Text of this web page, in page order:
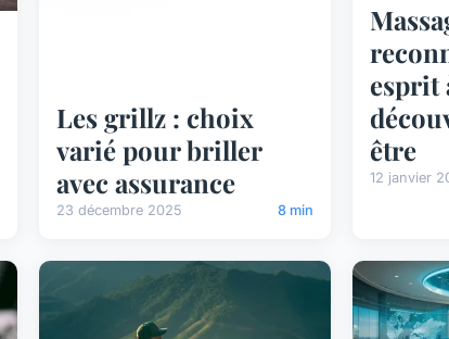
Les grillz : choix
varié pour briller
avec assurance
23 décembre 2025 8 min
esprit
être
12 janvier